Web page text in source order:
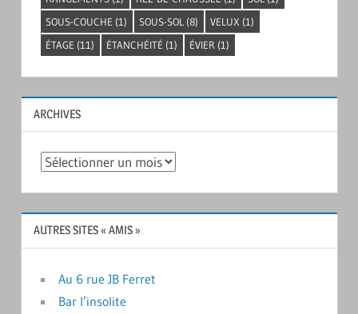
SOUS-COUCHE (1) SOUS-SOL (8) VELUX (1)
ÉTAGE (11) ÉTANCHÉITÉ (1) ÉVIER (1)
ARCHIVES
Archives
AUTRES SITES « AMIS »
Au 6 rue JB Ferret
Bar l’insolite